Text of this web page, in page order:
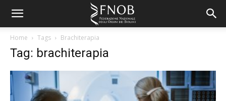
Home Tags Brachiterapia
Tag: brachiterapia